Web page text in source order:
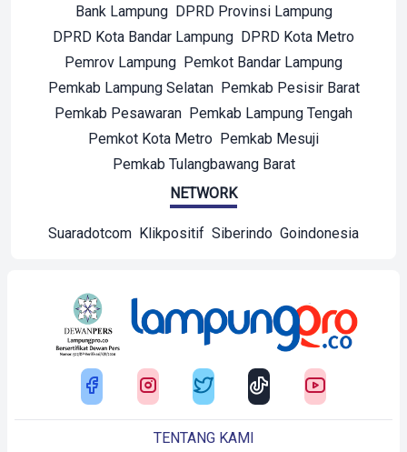
Bank Lampung DPRD Provinsi Lampung
DPRD Kota Bandar Lampung DPRD Kota Metro
Pemrov Lampung Pemkot Bandar Lampung
Pemkab Lampung Selatan Pemkab Pesisir Barat
Pemkab Pesawaran Pemkab Lampung Tengah
Pemkot Kota Metro Pemkab Mesuji
Pemkab Tulangbawang Barat
NETWORK
Suaradotcom Klikpositif Siberindo Goindonesia
TENTANG KAMI